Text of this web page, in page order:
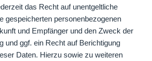
das Recht auf unentgeltliche
gespeicherten personenbezogenen
und Empfänger und den Zweck der
und ggf. ein Recht auf Berichtigung
Daten. Hierzu sowie zu weiteren